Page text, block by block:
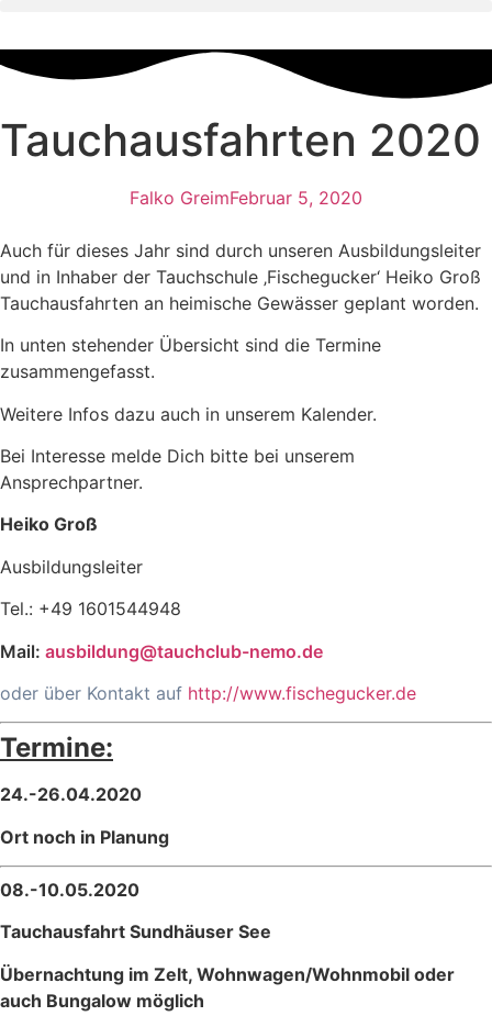
wechseln
Tauchausfahrten 2020
Falko GreimFebruar 5, 2020
Auch für dieses Jahr sind durch unseren Ausbildungsleiter
und in Inhaber der Tauchschule ‚Fischegucker‘ Heiko Groß
Tauchausfahrten an heimische Gewässer geplant worden.
In unten stehender Übersicht sind die Termine
zusammengefasst.
Weitere Infos dazu auch in unserem Kalender.
Bei Interesse melde Dich bitte bei unserem
Ansprechpartner.
Heiko Groß
Ausbildungsleiter
Tel.: +49 1601544948
Mail: ausbildung@tauchclub-nemo.de
oder über Kontakt auf http://www.fischegucker.de
Termine:
24.-26.04.2020
Ort noch in Planung
08.-10.05.2020
Tauchausfahrt Sundhäuser See
Übernachtung im Zelt, Wohnwagen/Wohnmobil oder
auch Bungalow möglich